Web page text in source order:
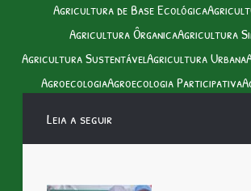
Agricultura de Base Ecológica
Agricultura ÔrganicaAgricultura
Agricultura SustentávelAgricultura Urbana
AgroecologiaAgroecologia Participativa
Leia a seguir